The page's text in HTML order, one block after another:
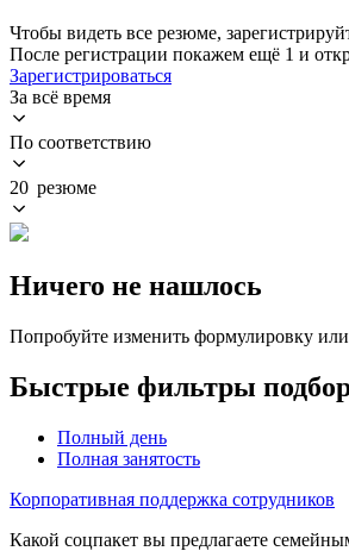
Чтобы видеть все резюме,
После регистрации покажем ещё 1 и
Зарегистрироваться
За всё время
По соответствию
20 резюме
Ничего не нашлось
Попробуйте изменить формулировку
Быстрые фильтры
Полный день
Полная занятость
Корпоративная поддержка сотрудников
Какой соцпакет вы предлагаете